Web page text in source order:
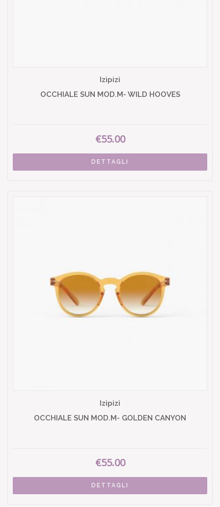
Izipizi
OCCHIALE SUN MOD.M- WILD HOOVES
€55.00
DETTAGLI
Izipizi
OCCHIALE SUN MOD.M- GOLDEN CANYON
€55.00
DETTAGLI